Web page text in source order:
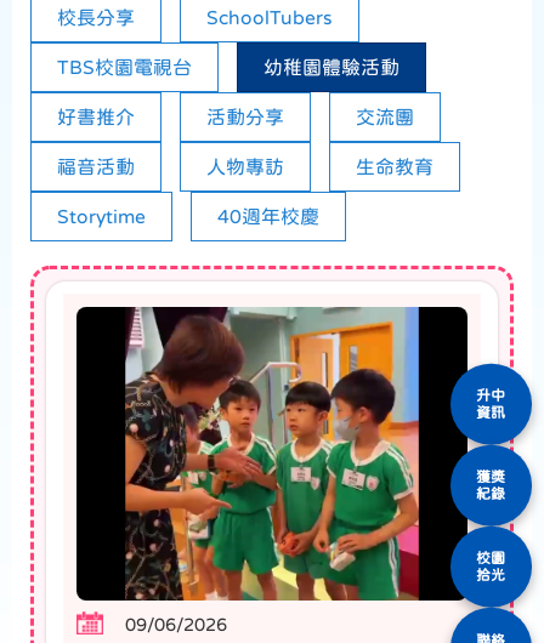
校長分享 SchoolTubers
TBS校園電視台 幼稚園體驗活動
好書推介 活動分享 交流團
福音活動 人物專訪 生命教育
Storytime 40週年校慶
09/06/2026
升中
資訊
獲獎
紀錄
校園
拾光
聯絡